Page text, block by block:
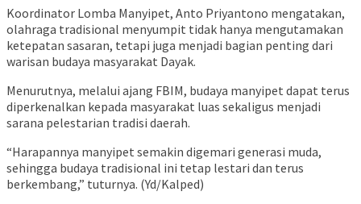
Koordinator Lomba Manyipet, Anto Priyantono mengatakan,
olahraga tradisional menyumpit tidak hanya mengutamakan
ketepatan sasaran, tetapi juga menjadi bagian penting dari
warisan budaya masyarakat Dayak.
Menurutnya, melalui ajang FBIM, budaya manyipet dapat terus
diperkenalkan kepada masyarakat luas sekaligus menjadi
sarana pelestarian tradisi daerah.
“Harapannya manyipet semakin digemari generasi muda,
sehingga budaya tradisional ini tetap lestari dan terus
berkembang,” tuturnya. (Yd/Kalped)